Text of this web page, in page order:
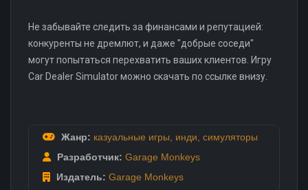
Не забывайте следить за финансами и репутацией:
конкуренты не дремлют, и даже "добрые соседи"
могут попытаться перехватить ваших клиентов. Игру
Car Dealer Simulator можно скачать по ссылке внизу.
Жанр: казуальные игры инди симуляторы
Разработчик: Garage Monkeys
Издатель: Garage Monkeys